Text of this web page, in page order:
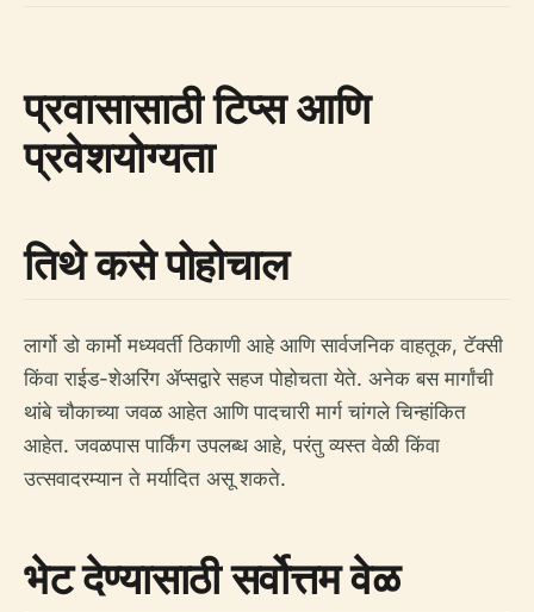
प्रवासासाठी टिप्स आणि
प्रवेशयोग्यता
तिथे कसे पोहोचाल
लार्गो डो कार्मो मध्यवर्ती ठिकाणी आहे आणि सार्वजनिक वाहतूक, टॅक्सी
किंवा राईड-शेअरिंग ॲप्सद्वारे सहज पोहोचता येते. अनेक बस मार्गांची
थांबे चौकाच्या जवळ आहेत आणि पादचारी मार्ग चांगले चिन्हांकित
आहेत. जवळपास पार्किंग उपलब्ध आहे, परंतु व्यस्त वेळी किंवा
उत्सवादरम्यान ते मर्यादित असू शकते.
भेट देण्यासाठी सर्वोत्तम वेळ